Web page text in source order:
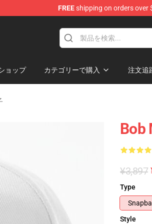
FREEshipping on orders over
ョップ カテゴリーで購入 注文追
Bob
¥3,897
Type
Style